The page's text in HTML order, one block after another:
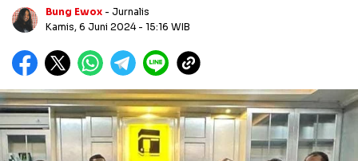
Bung Ewox - Jurnalis
Kamis, 6 Juni 2024 - 15:16 WIB